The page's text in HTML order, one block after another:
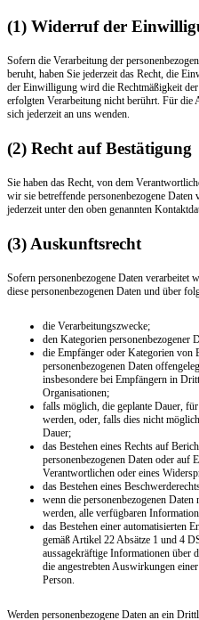
(1) Widerruf der
Sofern die Verarbeitung der
beruht, haben Sie jederzeit das Recht, die
der Einwilligung wird die Rechtmäßigkeit
erfolgten Verarbeitung nicht berührt. Für die
sich jederzeit an uns wenden.
(2) Recht auf Bestätigung
Sie haben das Recht, von dem
wir sie betreffende personenbezogene
jederzeit unter den oben genannten
(3) Auskunftsrecht
Sofern personenbezogene Daten verarbeitet
diese personenbezogenen Daten und über
die Verarbeitungszwecke;
den Kategorien personenbezogener
die Empfänger oder Kategorien von
personenbezogenen Daten
insbesondere bei Empfängern in
Organisationen;
falls möglich, die geplante Dauer,
werden, oder, falls dies nicht
Dauer;
das Bestehen eines Rechts auf
personenbezogenen Daten oder auf
Verantwortlichen oder eines
das Bestehen eines
wenn die personenbezogenen
werden, alle verfügbaren
das Bestehen einer automatisierten
gemäß Artikel 22 Absätze 1 und 4
aussagekräftige Informationen über
die angestrebten Auswirkungen
Person.
Werden personenbezogene Daten an ein